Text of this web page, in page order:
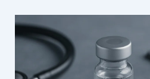
G
a
a